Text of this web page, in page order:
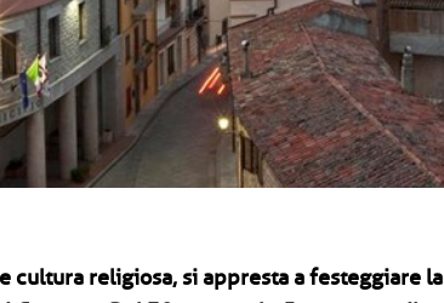
cultura religiosa, si appresta a festeggiare la